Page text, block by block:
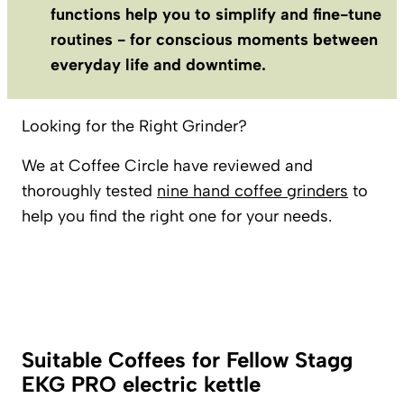
functions help you to simplify and fine-tune
routines - for conscious moments between
everyday life and downtime.
Looking for the Right Grinder?
We at Coffee Circle have reviewed and
thoroughly tested nine hand coffee grinders to
help you find the right one for your needs.
Suitable Coffees for Fellow Stagg
EKG PRO electric kettle